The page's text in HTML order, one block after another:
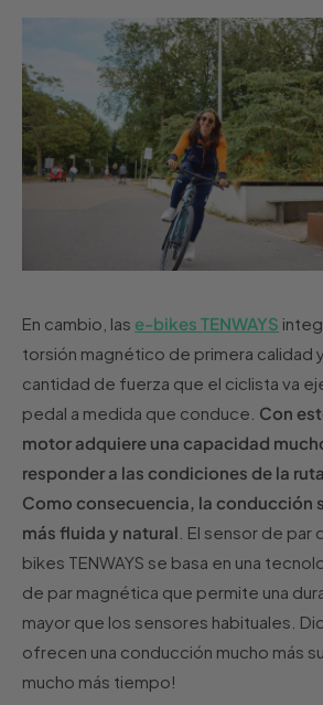
En cambio, las e-bikes TENWAYS
torsión magnético de primera calidad
cantidad de fuerza que el ciclista va
pedal a medida que conduce. Con
motor adquiere una capacidad
responder a las condiciones de la
Como consecuencia, la conducción
más fluida y natural . El sensor de
bikes TENWAYS se basa en una
de par magnética que permite una
mayor que los sensores habituales.
ofrecen una conducción mucho más
mucho más tiempo!